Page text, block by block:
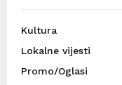
Kultura
Lokalne vijesti
Promo/Oglasi